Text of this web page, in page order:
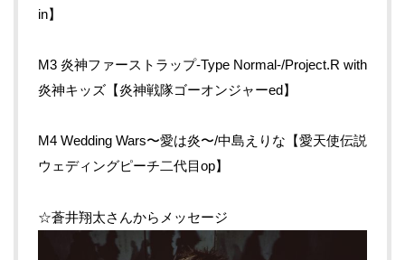
in】
M3 炎神ファーストラップ-Type Normal-/Project.R with
炎神キッズ【炎神戦隊ゴーオンジャーed】
M4 Wedding Wars〜愛は炎〜/中島えりな【愛天使伝説
ウェディングピーチ二代目op】
☆蒼井翔太さんからメッセージ